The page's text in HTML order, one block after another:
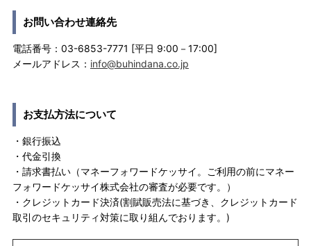
お問い合わせ連絡先
電話番号：03-6853-7771 [平日 9:00－17:00]
メールアドレス： info@buhindana.co.jp
お支払方法について
・銀行振込
・代金引換
・請求書払い（マネーフォワードケッサイ。ご利用の前にマネー
フォワードケッサイ株式会社の審査が必要です。）
・クレジットカード決済(割賦販売法に基づき、クレジットカード
取引のセキュリティ対策に取り組んでおります。)